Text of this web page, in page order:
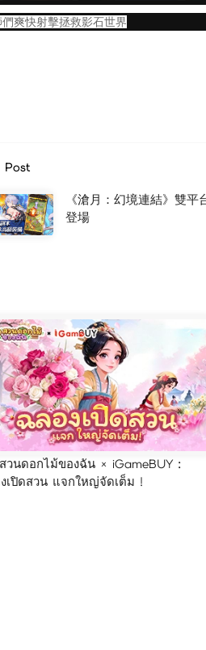
爽快射擊拯救影石世界
Post
《滄月：幻境連結》雙
登場
วนดอกไม้ของฉัน × iGameBUY :
เปิดสวน แจกใหญ่จัดเต็ม !